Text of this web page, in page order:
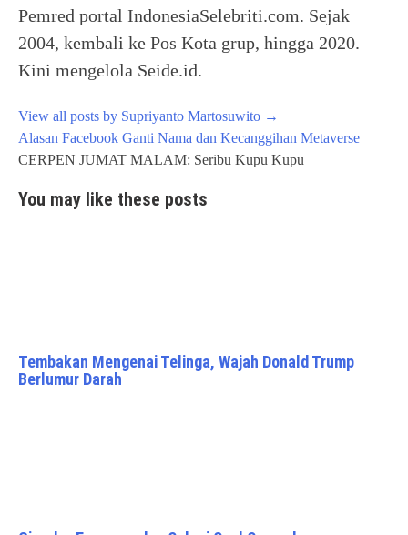
Pemred portal IndonesiaSelebriti.com. Sejak
2004, kembali ke Pos Kota grup, hingga 2020.
Kini mengelola Seide.id.
View all posts by Supriyanto Martosuwito →
Post
navigation
Alasan Facebook Ganti Nama dan Kecanggihan Metaverse
CERPEN JUMAT MALAM: Seribu Kupu Kupu
You may like these posts
Tembakan Mengenai Telinga, Wajah Donald Trump
Berlumur Darah